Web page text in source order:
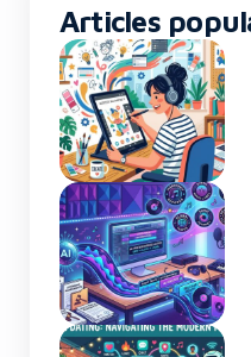
Articles